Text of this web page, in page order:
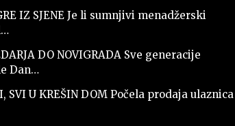
IZ SJENE Je li sumnjivi menadžerski
DO NOVIGRADA Sve generacije
Dan…
SVI U KREŠIN DOM Počela prodaja ulaznica